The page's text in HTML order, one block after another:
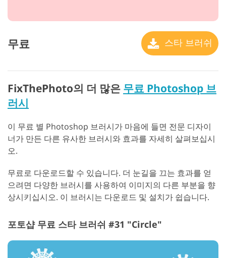
무료 스타 브러쉬
FixThePhoto의 더 많은 무료 Photoshop 브
러시
이 무료 별 Photoshop 브러시가 마음에 들면 전문 디자이
너가 만든 다른 유사한 브러시와 효과를 자세히 살펴보십시
오.
무료로 다운로드할 수 있습니다. 더 눈길을 끄는 효과를 얻
으려면 다양한 브러시를 사용하여 이미지의 다른 부분을 향
상시키십시오. 이 브러시는 다운로드 및 설치가 쉽습니다.
포토샵 무료 스타 브러쉬 #31 "Circle"